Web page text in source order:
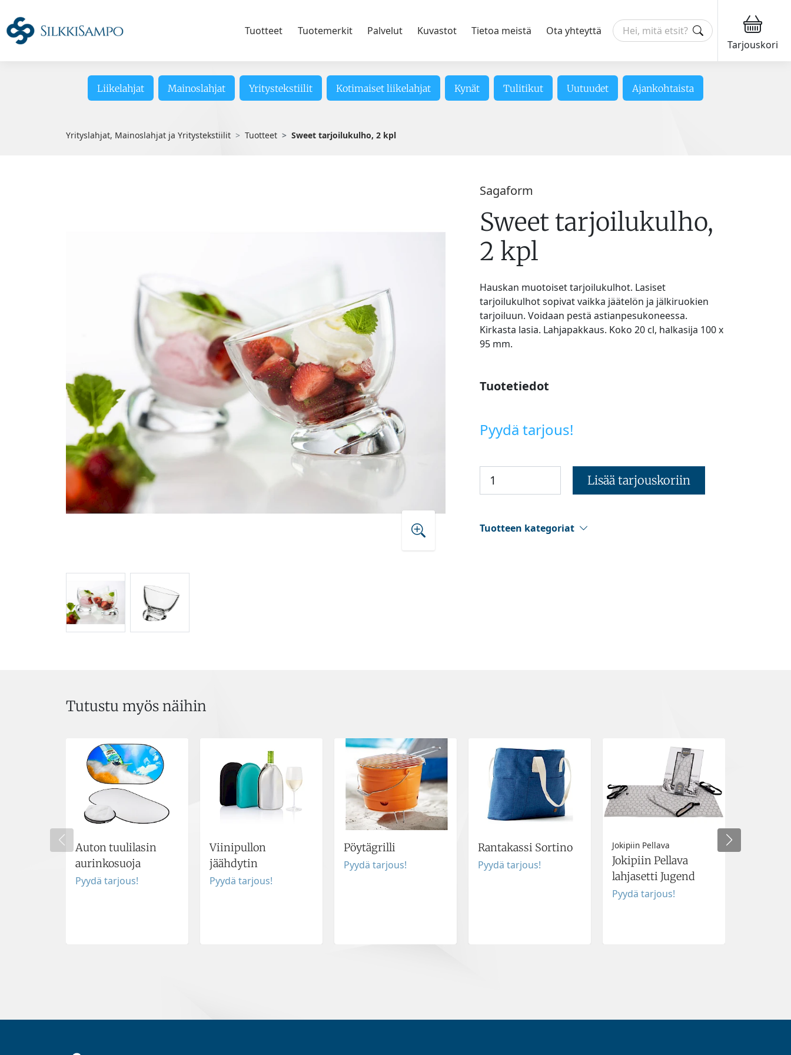
Tuotteet Tuotemerkit Palvelut Kuvastot Tietoa meistä
Ota yhteyttä
Tarjouskori
Liikelahjat Mainoslahjat Yritystekstiilit Kotimaiset liikelahjat Kynät Tulitikut Uutuudet Ajankohtaista
Yrityslahjat, Mainoslahjat ja Yritystekstiilit Tuotteet Sweet tarjoilukulho, 2 kpl
Sagaform
Sweet tarjoilukulho,
2 kpl
Hauskan muotoiset tarjoilukulhot. Lasiset
tarjoilukulhot sopivat vaikka jäätelön ja jälkiruokien
tarjoiluun. Voidaan pestä astianpesukoneessa.
Kirkasta lasia. Lahjapakkaus. Koko 20 cl, halkasija 100 x
95 mm.
Tuotetiedot
Pyydä tarjous!
Lisää tarjouskoriin
Tuotteen kategoriat
Tutustu myös näihin
Auton tuulilasin
aurinkosuoja
Pyydä tarjous!
Viinipullon
jäähdytin
Pyydä tarjous!
Pöytägrilli
Pyydä tarjous!
Rantakassi Sortino
Pyydä tarjous!
Jokipiin Pellava
Jokipiin Pellava
lahjasetti Jugend
Pyydä tarjous!